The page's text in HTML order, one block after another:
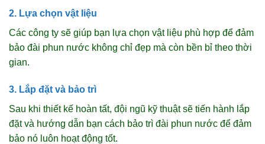
2. Lựa chọn vật liệu
Các công ty sẽ giúp bạn lựa chọn vật liệu phù hợp để đảm
bảo đài phun nước không chỉ đẹp mà còn bền bỉ theo thời
gian.
3. Lắp đặt và bảo trì
Sau khi thiết kế hoàn tất, đội ngũ kỹ thuật sẽ tiến hành lắp
đặt và hướng dẫn bạn cách bảo trì đài phun nước để đảm
bảo nó luôn hoạt động tốt.